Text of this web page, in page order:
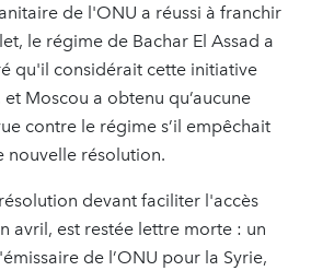
de l'ONU a réussi à franchir
le régime de Bachar El Assad a
qu'il considérait cette initiative
Moscou a obtenu qu’aucune
contre le régime s’il empêchait
nouvelle résolution.
devant faciliter l'accès
avril, est restée lettre morte : un
de l’ONU pour la Syrie,